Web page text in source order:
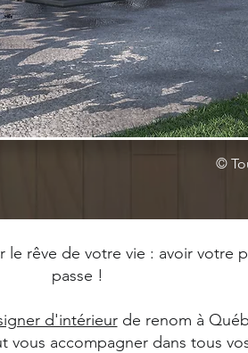
©
le rêve de votre vie : avoir votre
passe !
d'intérieurde renom à
accompagner dans tous